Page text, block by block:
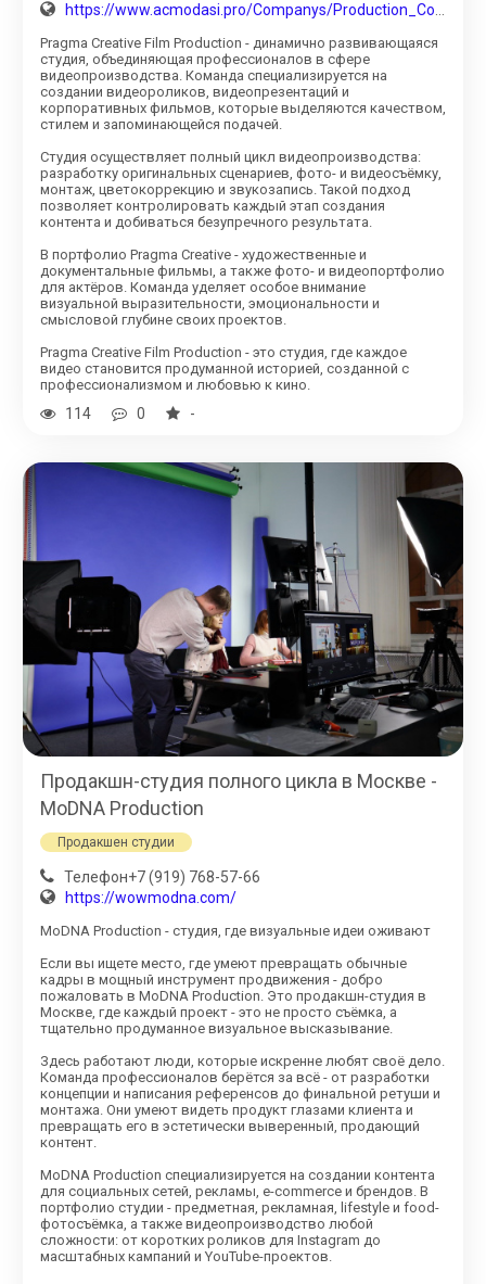
https://www.acmodasi.pro/Companys/Production_Companies/pragma-creative-film-production.html
Pragma Creative Film Production - динамично развивающаяся
студия, объединяющая профессионалов в сфере
видеопроизводства. Команда специализируется на
создании видеороликов, видеопрезентаций и
корпоративных фильмов, которые выделяются качеством,
стилем и запоминающейся подачей.
Студия осуществляет полный цикл видеопроизводства:
разработку оригинальных сценариев, фото- и видеосъёмку,
монтаж, цветокоррекцию и звукозапись. Такой подход
позволяет контролировать каждый этап создания
контента и добиваться безупречного результата.
В портфолио Pragma Creative - художественные и
документальные фильмы, а также фото- и видеопортфолио
для актёров. Команда уделяет особое внимание
визуальной выразительности, эмоциональности и
смысловой глубине своих проектов.
Pragma Creative Film Production - это студия, где каждое
видео становится продуманной историей, созданной с
профессионализмом и любовью к кино.
114 0 -
Продакшн-студия полного цикла в Москве -
MoDNA Production
Продакшен студии
Телефон+7 (919) 768-57-66
https://wowmodna.com/
MoDNA Production - студия, где визуальные идеи оживают
Если вы ищете место, где умеют превращать обычные
кадры в мощный инструмент продвижения - добро
пожаловать в MoDNA Production. Это продакшн-студия в
Москве, где каждый проект - это не просто съёмка, а
тщательно продуманное визуальное высказывание.
Здесь работают люди, которые искренне любят своё дело.
Команда профессионалов берётся за всё - от разработки
концепции и написания референсов до финальной ретуши и
монтажа. Они умеют видеть продукт глазами клиента и
превращать его в эстетически выверенный, продающий
контент.
MoDNA Production специализируется на создании контента
для социальных сетей, рекламы, e-commerce и брендов. В
портфолио студии - предметная, рекламная, lifestyle и food-
фотосъёмка, а также видеопроизводство любой
сложности: от коротких роликов для Instagram до
масштабных кампаний и YouTube-проектов.